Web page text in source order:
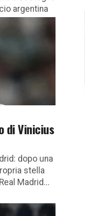
argentina
di Vinicius
dopo una
stella
Madrid...